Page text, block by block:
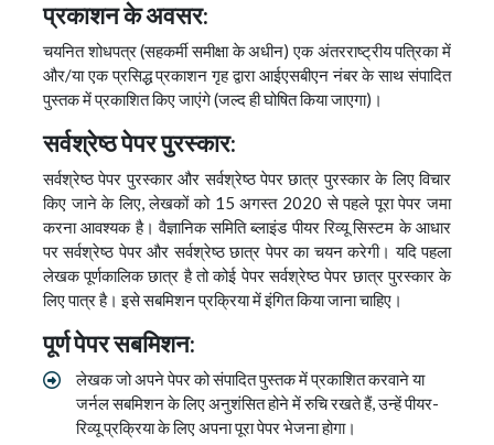
प्रकाशन के अवसर:
चयनित शोधपत्र (सहकर्मी समीक्षा के अधीन) एक अंतरराष्ट्रीय पत्रिका में
और/या एक प्रसिद्ध प्रकाशन गृह द्वारा आईएसबीएन नंबर के साथ संपादित
पुस्तक में प्रकाशित किए जाएंगे (जल्द ही घोषित किया जाएगा)।
सर्वश्रेष्ठ पेपर पुरस्कार:
सर्वश्रेष्ठ पेपर पुरस्कार और सर्वश्रेष्ठ पेपर छात्र पुरस्कार के लिए विचार
किए जाने के लिए, लेखकों को 15 अगस्त 2020 से पहले पूरा पेपर जमा
करना आवश्यक है। वैज्ञानिक समिति ब्लाइंड पीयर रिव्यू सिस्टम के आधार
पर सर्वश्रेष्ठ पेपर और सर्वश्रेष्ठ छात्र पेपर का चयन करेगी। यदि पहला
लेखक पूर्णकालिक छात्र है तो कोई पेपर सर्वश्रेष्ठ पेपर छात्र पुरस्कार के
लिए पात्र है। इसे सबमिशन प्रक्रिया में इंगित किया जाना चाहिए।
पूर्ण पेपर सबमिशन:
लेखक जो अपने पेपर को संपादित पुस्तक में प्रकाशित करवाने या
जर्नल सबमिशन के लिए अनुशंसित होने में रुचि रखते हैं, उन्हें पीयर-
रिव्यू प्रक्रिया के लिए अपना पूरा पेपर भेजना होगा।